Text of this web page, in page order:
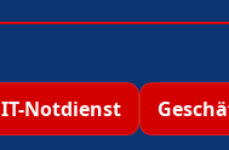
IT-Notdienst